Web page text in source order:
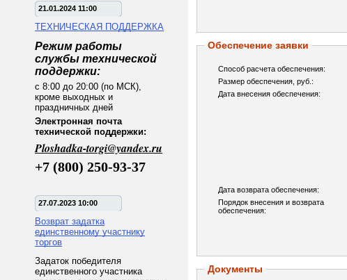
21.01.2024 11:00
ТЕХНИЧЕСКАЯ ПОДДЕРЖКА
Режим работы
службы технической
поддержки:
с 8:00 до 20:00 (по МСК),
кроме выходных и
праздничных дней
Электронная почта
технической поддержки:
Ploshadka-torgi@yandex.ru
+7 (800) 250-93-37
27.07.2023 10:00
Возврат задатка
единственному участнику
торгов
Задаток победителя
единственного участника
Обеспечение заявки
Способ расчета обеспечения:
Размер обеспечения, руб.:
Дата внесения обеспечения:
Дата возврата обеспечения:
Порядок внесения и возврата
обеспечения:
Документы